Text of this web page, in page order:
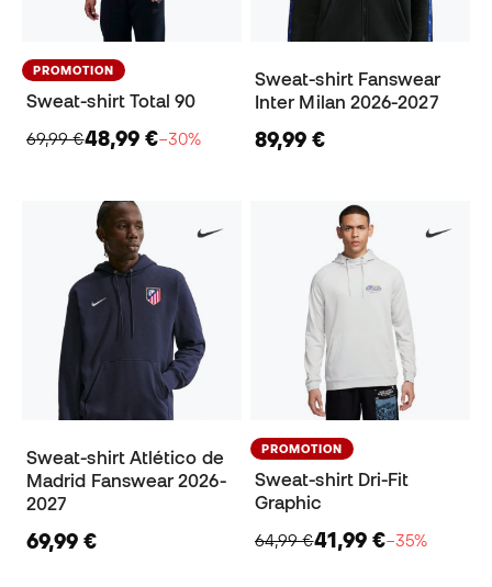
PROMOTION
Sweat-shirt Total 90
69,99 €48,99 €−30%
Sweat-shirt Fanswear
Inter Milan 2026-2027
89,99 €
Sweat-shirt Atlético de
Madrid Fanswear 2026-
2027
69,99 €
PROMOTION
Sweat-shirt Dri-Fit
Graphic
64,99 €41,99 €−35%